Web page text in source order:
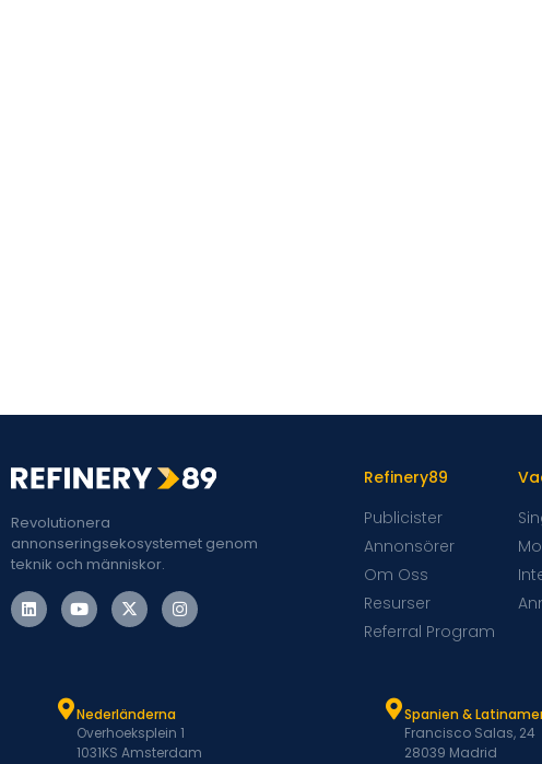
Revolutionera
annonseringsekosystemet genom
teknik och människor.
Refinery89
Publicister
Annonsörer
Om Oss
Resurser
Referral Program
Nederländerna
Overhoeksplein 1
1031KS Amsterdam
Spanien &
Francisco Salas, 24
28039 Madrid